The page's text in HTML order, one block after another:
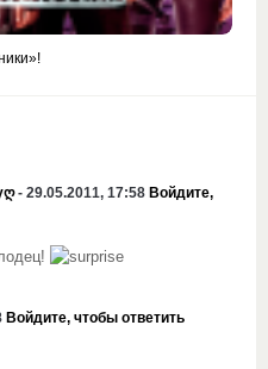
- 29.05.2011, 17:58 Войдите,
Войдите, чтобы ответить